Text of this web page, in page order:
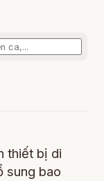
thiết bị di
sung bao